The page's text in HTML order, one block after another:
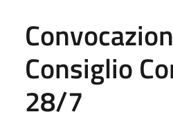
Consiglio
28/7